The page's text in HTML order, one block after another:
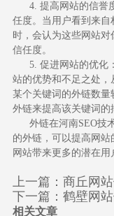
4. 提高网站的信誉
任度。当用户看到来
时，会认为这些网站
信任度。
5. 促进网站的优化：
站的优势和不足之处
某个关键词的外链数
外链来提高该关键词的
外链在河南SEO技术
的外链，可以提高网
网站带来更多的潜在用
上一篇： 商丘网
下一篇： 鹤壁网
相关文章